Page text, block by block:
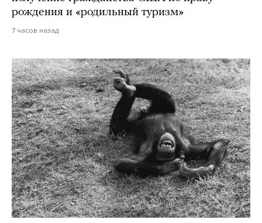
рождения и «родильный туризм»
7 часов назад